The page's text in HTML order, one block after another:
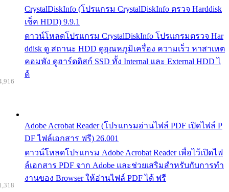
CrystalDiskInfo (โปรแกรม CrystalDiskInfo ตรวจ Harddisk
เช็ค HDD) 9.9.1
ดาวน์โหลดโปรแกรม CrystalDiskInfo โปรแกรมตรวจ Har
ddisk ดู สถานะ HDD ดูอุณหภูมิเครื่อง ความเร็ว หาสาเหต
คอมพัง ดูฮาร์ดดิสก์ SSD ทั้ง Internal และ External HDD ไ
ด้
Adobe Acrobat Reader (โปรแกรมอ่านไฟล์ PDF เปิดไฟล์ P
DF ไฟล์เอกสาร ฟรี) 26.001
ดาวน์โหลดโปรแกรม Adobe Acrobat Reader เพื่อไว้เปิดไฟ
ล์เอกสาร PDF จาก Adobe และช่วยเสริมสำหรับกับการทำ
งานของ Browser ให้อ่านไฟล์ PDF ได้ ฟรี